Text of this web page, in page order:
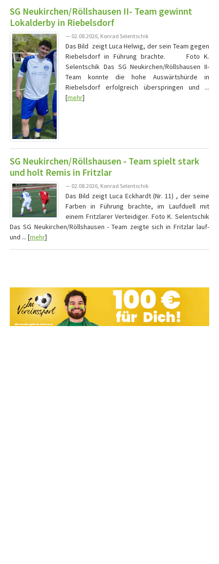
SG Neukirchen/Röllshausen II- Team gewinnt
Lokalderby in Riebelsdorf
— 02.08.2026, Konrad Selentschik
Das Bild zeigt Luca Helwig, der sein Team gegen
Riebelsdorf in Führung brachte. Foto K.
Selentschik Das SG Neukirchen/Röllshausen II-
Team konnte die hohe Auswärtshürde in
Riebelsdorf erfolgreich überspringen und ...
[mehr]
SG Neukirchen/Röllshausen - Team spielt stark
und holt Remis in Fritzlar
— 02.08.2026, Konrad Selentschik
Das Bild zeigt Luca Eckhardt (Nr. 11) , der seine
Farben in Führung brachte, im Laufduell mit
einem Fritzlarer Verteidiger. Foto K. Selentschik
Das SG Neukirchen/Röllshausen - Team zeigte sich in Fritzlar lauf-
und ... [mehr]